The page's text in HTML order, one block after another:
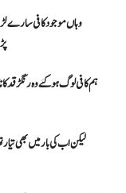
وہاں موجود کافی سارے
ہم کافی لوگ ہو گئے وہ رنگڑ قد
لیکن اب کی بار میں بھی